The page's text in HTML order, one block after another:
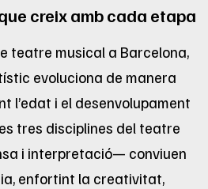
creix amb cada etapa
teatre musical a Barcelona,
evoluciona de manera
l’edat i el desenvolupament
tres disciplines del teatre
i interpretació— conviuen
enfortint la creativitat,